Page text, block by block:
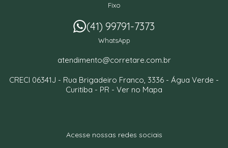
Fixo
(41) 99791-7373
WhatsApp
atendimento@corretare.com.br
CRECI 06341J - Rua Brigadeiro Franco, 3336 - Água Verde -
Curitiba - PR - Ver no Mapa
Acesse nossas redes sociais